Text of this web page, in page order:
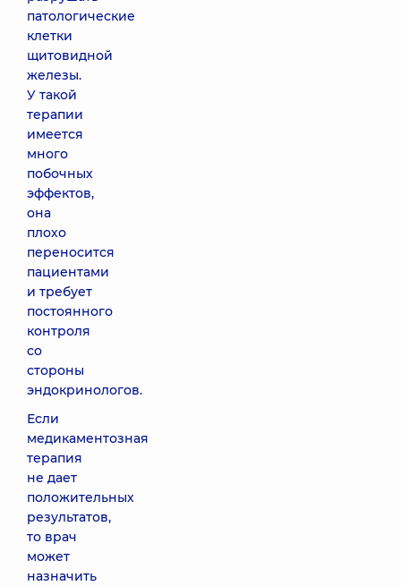
патологические
клетки
щитовидной
железы.
У такой
терапии
имеется
много
побочных
эффектов,
она
плохо
переносится
пациентами
и требует
постоянного
контроля
со
стороны
эндокринологов.
Если
медикаментозная
терапия
не дает
положительных
результатов,
то врач
может
назначить